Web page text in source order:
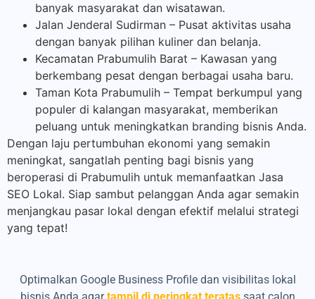
banyak masyarakat dan wisatawan.
Jalan Jenderal Sudirman – Pusat aktivitas usaha
dengan banyak pilihan kuliner dan belanja.
Kecamatan Prabumulih Barat – Kawasan yang
berkembang pesat dengan berbagai usaha baru.
Taman Kota Prabumulih – Tempat berkumpul yang
populer di kalangan masyarakat, memberikan
peluang untuk meningkatkan branding bisnis Anda.
Dengan laju pertumbuhan ekonomi yang semakin
meningkat, sangatlah penting bagi bisnis yang
beroperasi di Prabumulih untuk memanfaatkan Jasa
SEO Lokal. Siap sambut pelanggan Anda agar semakin
menjangkau pasar lokal dengan efektif melalui strategi
yang tepat!
Optimalkan Google Business Profile dan visibilitas lokal
bisnis Anda agartampil di peringkat teratassaat calon